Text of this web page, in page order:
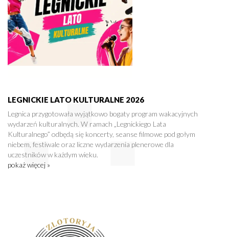
LEGNICKIE LATO KULTURALNE 2026
Legnica przygotowała wyjątkowo bogaty program wakacyjnych
wydarzeń kulturalnych. W ramach „Legnickiego Lata
Kulturalnego” odbędą się koncerty, seanse filmowe pod gołym
niebem, festiwale oraz liczne wydarzenia plenerowe dla
uczestników w każdym wieku.
pokaż więcej »